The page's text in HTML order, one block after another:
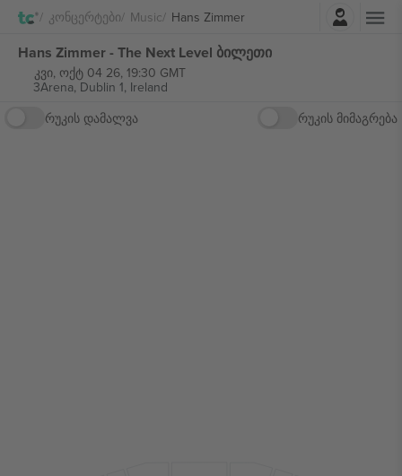
Კონცერტები Music Hans Zimmerშესვლა
Hans Zimmer - The Next Level ბილეთი
კვი, ოქტ 04 26, 19:30 GMT
3Arena, Dublin 1, Ireland
რუკის დამალვა
რუკის მიმაგრება